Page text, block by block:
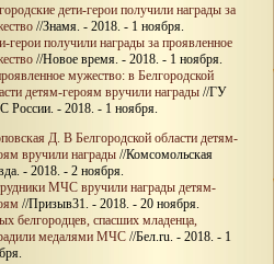
дети-герои получили награды за
//Знамя. - 2018. - 1 ноября.
герои получили награды за проявленное
//Новое время. - 2018. - 1 ноября.
мужество: в Белгородской
детям-героям вручили награды //ГУ
России. - 2018. - 1 ноября.
Д. В Белгородской области детям-
вручили награды //Комсомольская
- 2018. - 2 ноября.
МЧС вручили награды детям-
//Призыв31. - 2018. - 20 ноября.
белгородцев, спасших младенца,
медалями МЧС //Бел.ru. - 2018. - 1